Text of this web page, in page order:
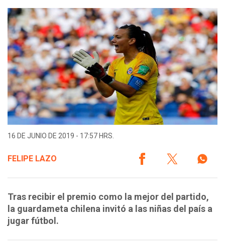
16 DE JUNIO DE 2019 - 17:57 HRS.
FELIPE LAZO
Tras recibir el premio como la mejor del partido,
la guardameta chilena invitó a las niñas del país a
jugar fútbol.